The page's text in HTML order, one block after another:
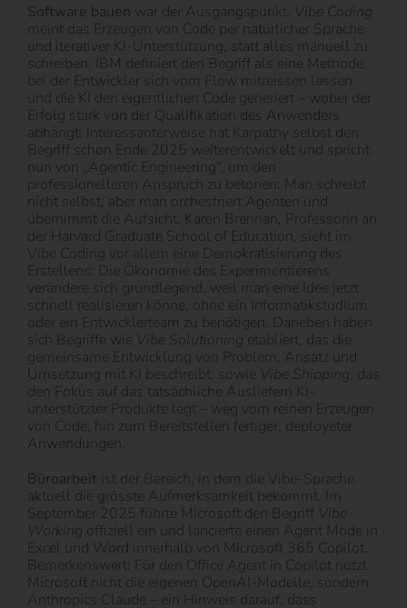
Software bauen war der Ausgangspunkt. Vibe Coding
meint das Erzeugen von Code per natürlicher Sprache
und iterativer KI-Unterstützung, statt alles manuell zu
schreiben. IBM definiert den Begriff als eine Methode,
bei der Entwickler sich vom Flow mitreissen lassen
und die KI den eigentlichen Code generiert – wobei der
Erfolg stark von der Qualifikation des Anwenders
abhängt. Interessanterweise hat Karpathy selbst den
Begriff schon Ende 2025 weiterentwickelt und spricht
nun von „Agentic Engineering“, um den
professionelleren Anspruch zu betonen: Man schreibt
nicht selbst, aber man orchestriert Agenten und
übernimmt die Aufsicht. Karen Brennan, Professorin an
der Harvard Graduate School of Education, sieht im
Vibe Coding vor allem eine Demokratisierung des
Erstellens: Die Ökonomie des Experimentierens
verändere sich grundlegend, weil man eine Idee jetzt
schnell realisieren könne, ohne ein Informatikstudium
oder ein Entwicklerteam zu benötigen. Daneben haben
sich Begriffe wie Vibe Solutioning etabliert, das die
gemeinsame Entwicklung von Problem, Ansatz und
Umsetzung mit KI beschreibt, sowie Vibe Shipping, das
den Fokus auf das tatsächliche Ausliefern KI-
unterstützter Produkte legt – weg vom reinen Erzeugen
von Code, hin zum Bereitstellen fertiger, deployeter
Anwendungen.
Büroarbeit ist der Bereich, in dem die Vibe-Sprache
aktuell die grösste Aufmerksamkeit bekommt. Im
September 2025 führte Microsoft den Begriff Vibe
Working offiziell ein und lancierte einen Agent Mode in
Excel und Word innerhalb von Microsoft 365 Copilot.
Bemerkenswert: Für den Office Agent in Copilot nutzt
Microsoft nicht die eigenen OpenAI-Modelle, sondern
Anthropics Claude – ein Hinweis darauf, dass